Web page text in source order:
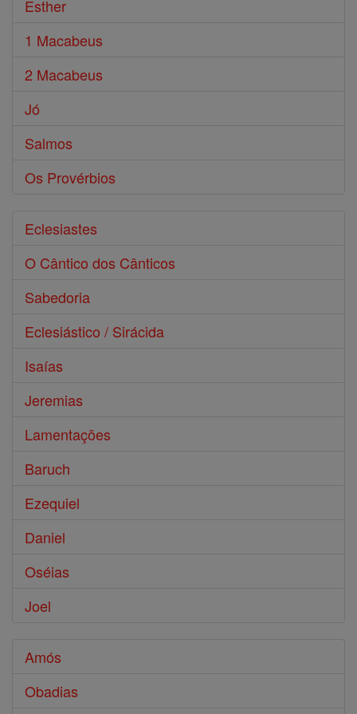
Esther
1 Macabeus
2 Macabeus
Jó
Salmos
Os Provérbios
Eclesiastes
O Cântico dos Cânticos
Sabedoria
Eclesiástico / Sirácida
Isaías
Jeremias
Lamentações
Baruch
Ezequiel
Daniel
Oséias
Joel
Amós
Obadias